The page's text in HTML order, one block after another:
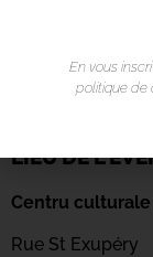
LIEU DE
Centru culturale
Rue St Exupéry
En vous
politique de